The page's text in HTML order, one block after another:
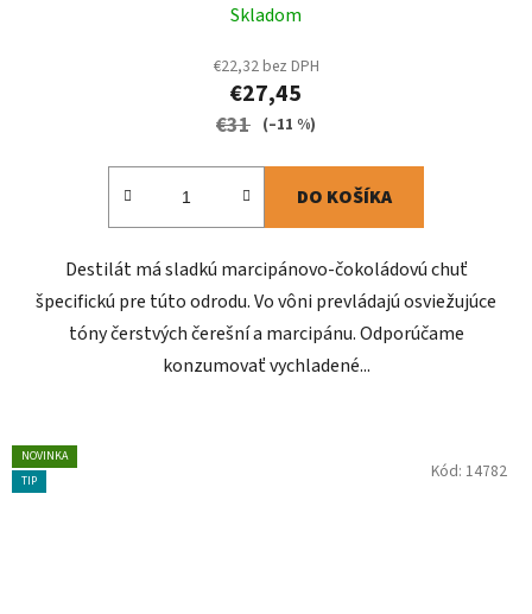
Skladom
€22,32 bez DPH
€27,45
€31 (–11 %)
DO KOŠÍKA
Destilát má sladkú marcipánovo-čokoládovú chuť
špecifickú pre túto odrodu. Vo vôni prevládajú osviežujúce
tóny čerstvých čerešní a marcipánu. Odporúčame
konzumovať vychladené...
NOVINKA
TIP
Kód: 14782